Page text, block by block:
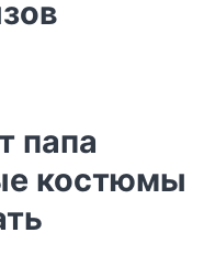
папа
костюмы